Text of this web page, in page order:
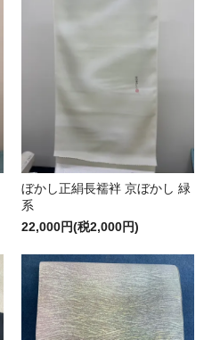
ぼかし正絹長襦袢 京ぼかし 緑
系
22,000円(税2,000円)